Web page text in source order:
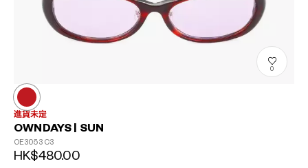
0
進貨未定
OWNDAYS | SUN
OE3053 C3
HK$480.00